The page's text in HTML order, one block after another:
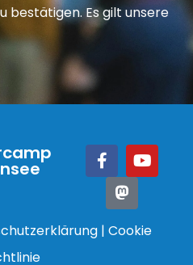
bestätigen. Es gilt unsere
| Cookie